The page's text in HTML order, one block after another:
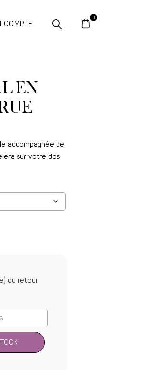
COMPTE
EN
accompagnée de
sur votre dos
du retour